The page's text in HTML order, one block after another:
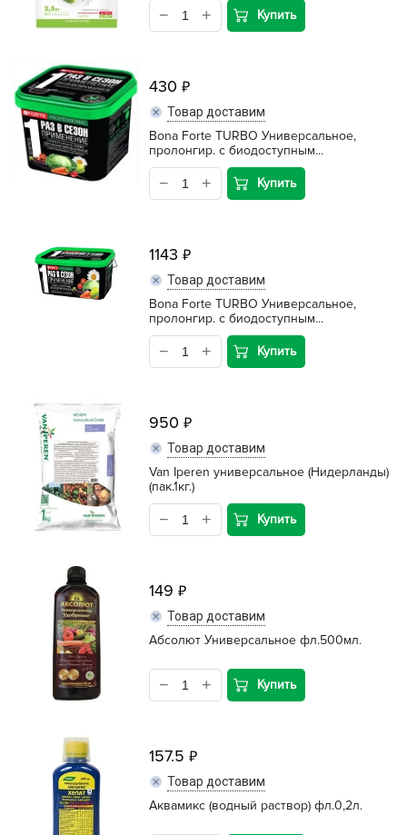
Купить
430
Товар доставим
Bona Forte TURBO Универсальное,
пролонгир. с биодоступным...
Купить
1143
Товар доставим
Bona Forte TURBO Универсальное,
пролонгир. с биодоступным...
Купить
950
Товар доставим
Van Iperen универсальное (Нидерланды)
(пак.1кг.)
Купить
149
Товар доставим
Абсолют Универсальное фл.500мл.
Купить
157.5
Товар доставим
Аквамикс (водный раствор) фл.0,2л.